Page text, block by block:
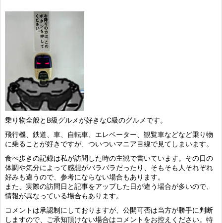
乗り物全般とB級グルメが好きなC級のグルメです。
飛行機、鉄道、車、自転車、エレベーター、観覧車などなど乗り物
に乗ることが好きですが、ついついマニア目線で見てしまいます。
食べ歩きの記録は私が訪問した時の主観で書いています。その日の
体調や気分によって感想がバラバラだったり、そもそも人それぞれ
好みも違うので、参考にならない場合もあります。
また、実際の訪問日と記事をアップした日が違う場合が多いので、
情報が異なっている場合もあります。
コメントは承認制にしておりますが、公開可否は当方が勝手に判断
しますので、ご承知頂けない場合はコメントをお控えください。特